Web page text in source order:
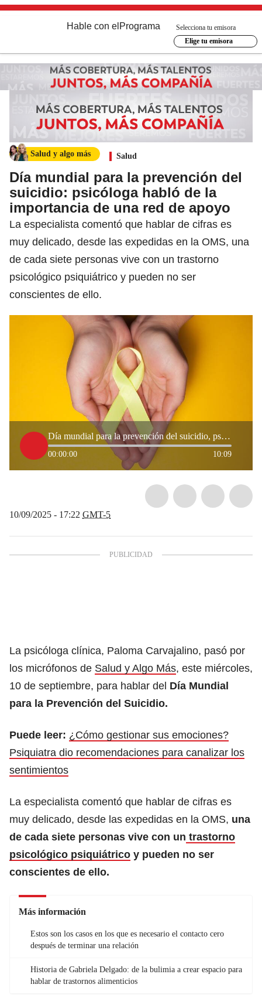
Hable con el Programa
Selecciona tu emisora
Elige tu emisora
Salud y algo más Salud
Día mundial para la prevención del
suicidio: psicóloga habló de la
importancia de una red de apoyo
La especialista comentó que hablar de cifras es
muy delicado, desde las expedidas en la OMS, una
de cada siete personas vive con un trastorno
psicológico psiquiátrico y pueden no ser
conscientes de ello.
Día mundial para la prevención del suicidio, psicóloga habló de la importancia de una red de apoyo
00:00:00 10:09
10/09/2025 - 17:22 GMT-5
La psicóloga clínica, Paloma Carvajalino, pasó por
los micrófonos de Salud y Algo Más, este miércoles,
10 de septiembre, para hablar del Día Mundial
para la Prevención del Suicidio.
Puede leer: ¿Cómo gestionar sus emociones?
Psiquiatra dio recomendaciones para canalizar los
sentimientos
La especialista comentó que hablar de cifras es
muy delicado, desde las expedidas en la OMS, una
de cada siete personas vive con un trastorno
psicológico psiquiátrico y pueden no ser
conscientes de ello.
Más información
Estos son los casos en los que es necesario el contacto cero
después de terminar una relación
Historia de Gabriela Delgado: de la bulimia a crear espacio para
hablar de trastornos alimenticios